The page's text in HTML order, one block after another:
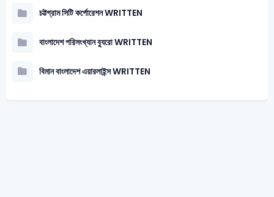
চট্টগ্রাম সিটি কর্পোরেশন WRITTEN
বাংলাদেশ পরিসংখ্যান ব্যুরো WRITTEN
বিমান বাংলাদেশ এয়ারলাইন্স WRITTEN